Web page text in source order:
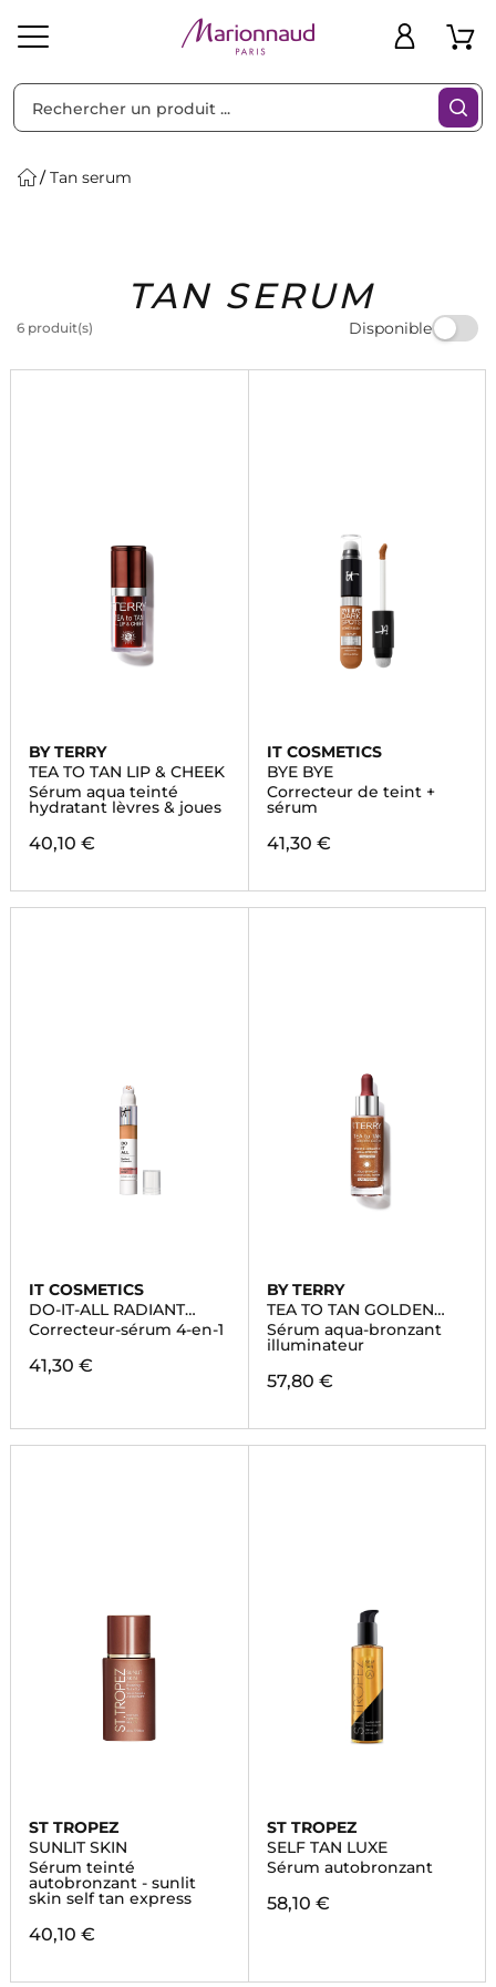
Homme Marques Idées
Cadeaux
Tan serum
TAN SERUM
6 produit(s) Disponible
Filtres
BY TERRY
TEA TO TAN LIP & CHEEK
Sérum aqua teinté
hydratant lèvres & joues
40,10 €
IT COSMETICS
BYE BYE
Correcteur de teint +
sérum
41,30 €
IT COSMETICS
DO-IT-ALL RADIANT
CONCEALER
Correcteur-sérum 4-en-1
41,30 €
BY TERRY
TEA TO TAN GOLDEN
GLOW
Sérum aqua-bronzant
illuminateur
57,80 €
ST TROPEZ
SUNLIT SKIN
Sérum teinté
autobronzant - sunlit
skin self tan express
40,10 €
ST TROPEZ
SELF TAN LUXE
Sérum autobronzant
58,10 €